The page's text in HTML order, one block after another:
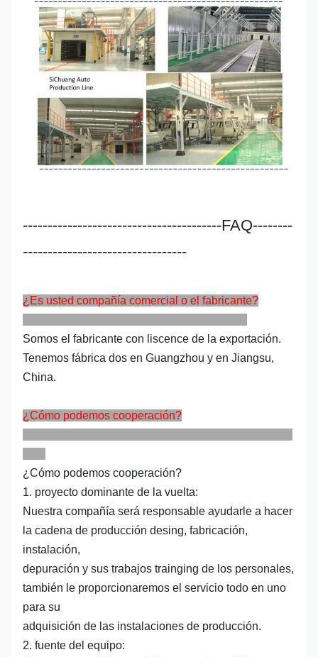
----------------------------------------FAQ--------
---------------------------------
¿Es usted compañía comercial o el fabricante?
Somos el fabricante con liscence de la exportación.
Tenemos fábrica dos en Guangzhou y en Jiangsu,
China.
¿Cómo podemos cooperación?
¿Cómo podemos cooperación?
1. proyecto dominante de la vuelta:
Nuestra compañía será responsable ayudarle a hacer
la cadena de producción desing, fabricación,
instalación,
depuración y sus trabajos trainging de los personales,
también le proporcionaremos el servicio todo en uno
para su
adquisición de las instalaciones de producción.
2. fuente del equipo: